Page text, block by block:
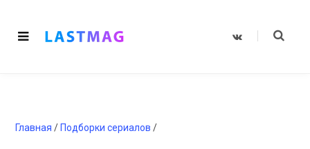
V
Главная / Подборки сериалов /